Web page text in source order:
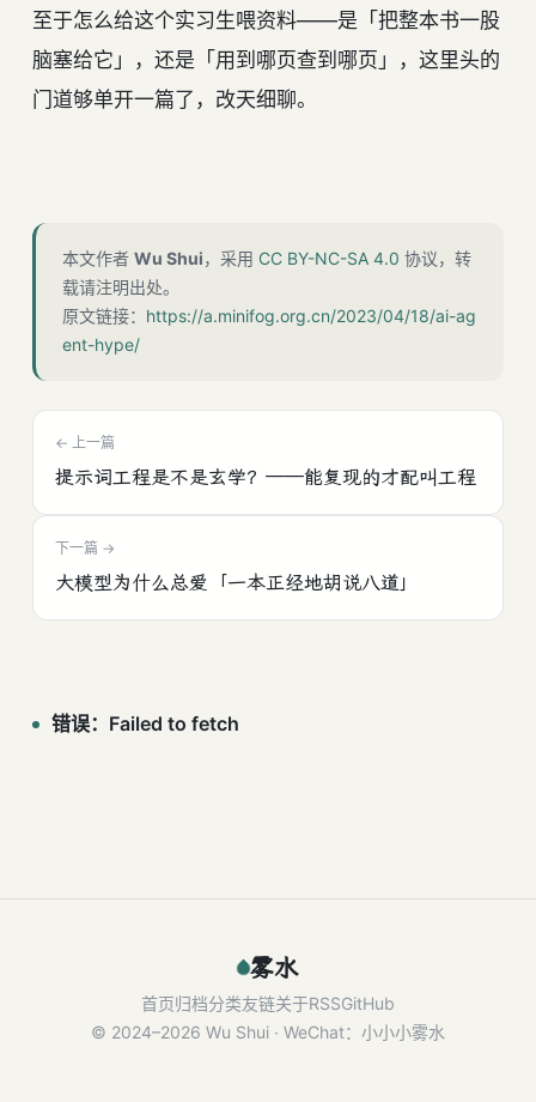
至于怎么给这个实习生喂资料——是「把整本书一股
脑塞给它」，还是「用到哪页查到哪页」，这里头的
门道够单开一篇了，改天细聊。
本文作者 Wu Shui，采用 CC BY-NC-SA 4.0 协议，转
载请注明出处。
原文链接： https://a.minifog.org.cn/2023/04/18/ai-ag
ent-hype/
← 上一篇
提示词工程是不是玄学？——能复现的才配叫工程
下一篇 →
大模型为什么总爱「一本正经地胡说八道」
雾水
首页归档分类友链关于RSSGitHub
© 2024–2026 Wu Shui · WeChat：小小小雾水